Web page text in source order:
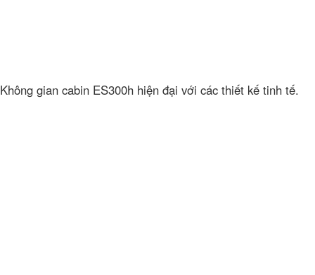
Không gian cabin ES300h hiện đại với các thiết kế tinh tế.